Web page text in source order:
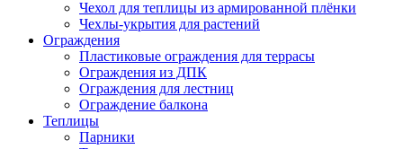
Чехол для теплицы из армированной плёнки
Чехлы-укрытия для растений
Ограждения
Пластиковые ограждения для террасы
Ограждения из ДПК
Ограждения для лестниц
Ограждение балкона
Теплицы
Парники